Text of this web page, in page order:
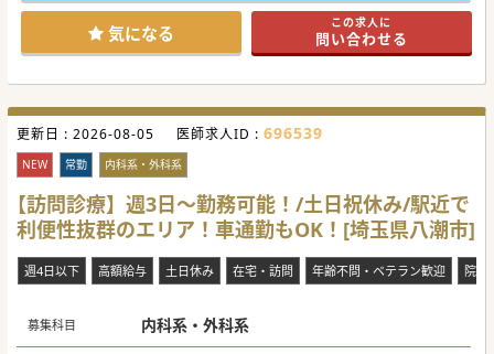
#秋入職可
気になる この求人に
問い合わせる
更新日 : 2026-08-05 医師求人ID : 696539
NEW 常勤 内科系・外科系
【訪問診療】週3日～勤務可能！/土日祝休み/駅近で
利便性抜群のエリア！車通勤もOK！[埼玉県八潮市]
週4日以下 高額給与 土日休み 在宅・訪問 年齢不問・ベテラン歓迎 院長
募集科目 内科系・外科系